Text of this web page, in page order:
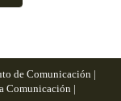
de Comunicación |
Comunicación |